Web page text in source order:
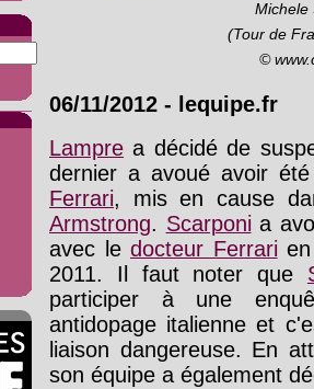
Michele
(Tour de
©
06/11/2012 - lequipe.fr
Lampre a décidé de
dernier a avoué avoir
Ferrari, mis en cause
Armstrong. Scarponi a
avec le docteur Ferrari
2011. Il faut noter que
participer à une
antidopage italienne et
liaison dangereuse. En
son équipe a également